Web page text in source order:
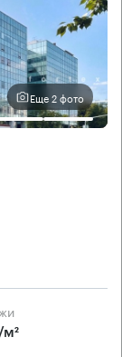
Еще 2 фото